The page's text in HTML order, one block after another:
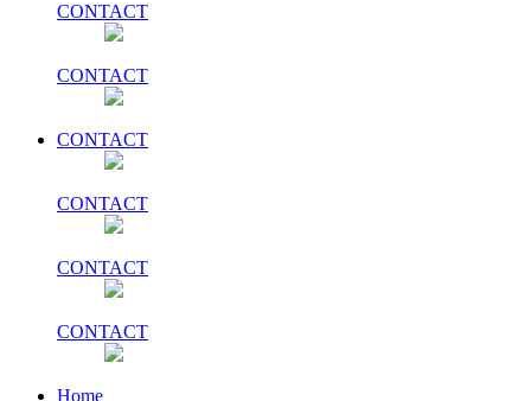
CONTACT
CONTACT
CONTACT
CONTACT
CONTACT
CONTACT
Home